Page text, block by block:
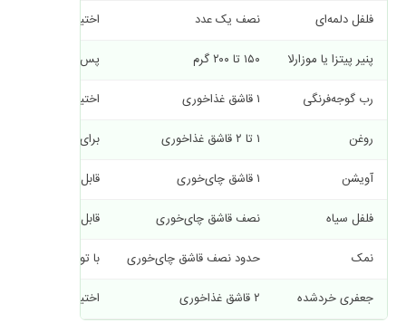
فلفل دلمه‌ای
نصف یک عدد
اختیاری
پنیر پیتزا یا موزارلا
۱۵۰ تا ۲۰۰ گرم
پس از سرد شدن
رب گوجه‌فرنگی
۱ قاشق غذاخوری
اختیاری
روغن
۱ تا ۲ قاشق غذاخوری
برای تفت دادن
آویشن
۱ قاشق چای‌خوری
قابل تنظیم
فلفل سیاه
نصف قاشق چای‌خوری
قابل تنظیم
نمک
حدود نصف قاشق چای‌خوری
با توجه به شوری پنیر
جعفری خردشده
۲ قاشق غذاخوری اختیاری